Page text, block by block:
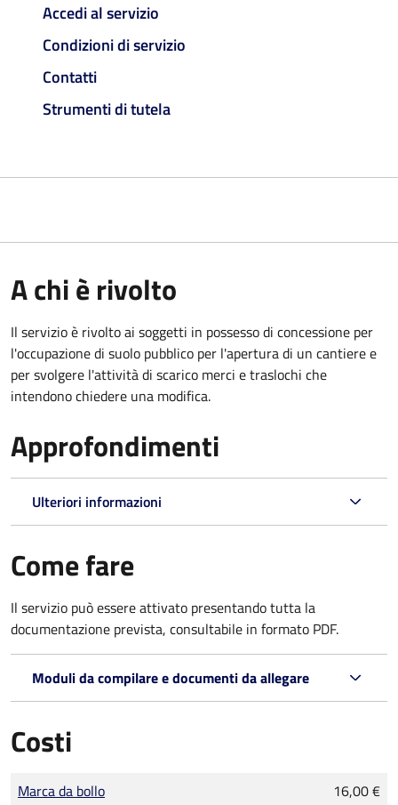
Accedi al servizio
Condizioni di servizio
Contatti
Strumenti di tutela
A chi è rivolto
Il servizio è rivolto ai soggetti in possesso di concessione per
l'occupazione di suolo pubblico per l'apertura di un cantiere e
per svolgere l'attività di scarico merci e traslochi che
intendono chiedere una modifica.
Approfondimenti
Ulteriori informazioni
Come fare
Il servizio può essere attivato presentando tutta la
documentazione prevista, consultabile in formato PDF.
Moduli da compilare e documenti da allegare
Costi
Tipo di pagamento
Importo
Marca da bollo 16,00 €